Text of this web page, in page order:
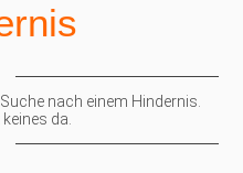
nach einem Hindernis.
da.